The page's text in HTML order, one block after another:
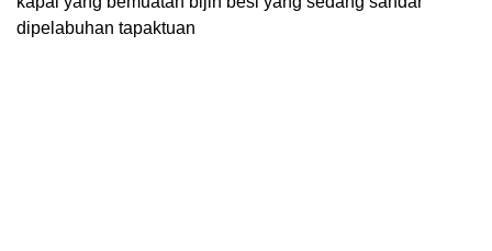
dipelabuhan tapaktuan